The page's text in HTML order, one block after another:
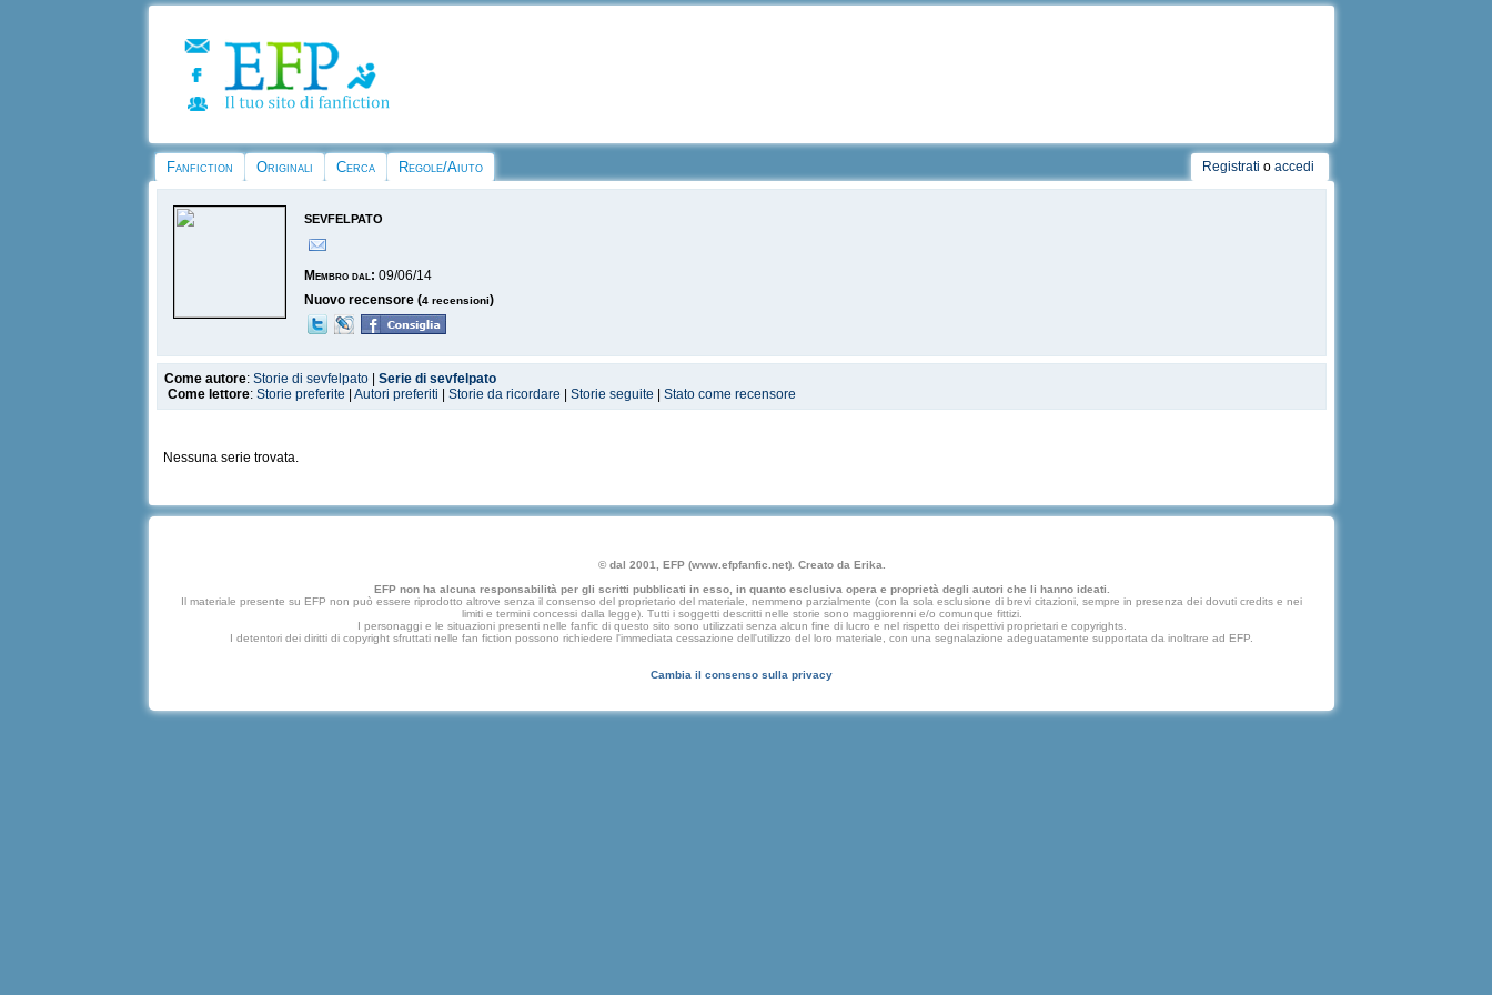
Fanfiction Originali Cerca Regole/Aiuto Registrati o accedi
sevfelpato
Membro dal: 09/06/14
Nuovo recensore (4 recensioni)
Come autore:Storie di sevfelpato |Serie di sevfelpato
Come lettore:Storie preferite |Autori preferiti |Storie da ricordare |Storie seguite |Stato come recensore
Nessuna serie trovata.
© dal 2001, EFP (www.efpfanfic.net). Creato da Erika.
EFP non ha alcuna responsabilità per gli scritti pubblicati in esso, in quanto esclusiva opera e proprietà degli autori che li hanno ideati.
Il materiale presente su EFP non può essere riprodotto altrove senza il consenso del proprietario del materiale, nemmeno parzialmente (con la sola esclusione di brevi citazioni, sempre in presenza dei dovuti credits e nei
limiti e termini concessi dalla legge). Tutti i soggetti descritti nelle storie sono maggiorenni e/o comunque fittizi.
I personaggi e le situazioni presenti nelle fanfic di questo sito sono utilizzati senza alcun fine di lucro e nel rispetto dei rispettivi proprietari e copyrights.
I detentori dei diritti di copyright sfruttati nelle fan fiction possono richiedere l'immediata cessazione dell'utilizzo del loro materiale, con una segnalazione adeguatamente supportata da inoltrare ad EFP.
Cambia il consenso sulla privacy